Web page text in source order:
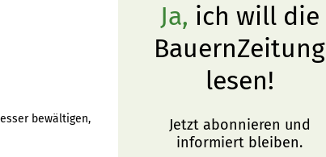
bewältigen,
Ja, ich will die
BauernZeitung
lesen!
Jetzt abonnieren und
informiert bleiben.